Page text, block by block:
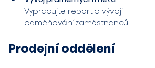
Vypracujte report o vývoji
odměňování zaměstnanců.
Prodejní oddělení